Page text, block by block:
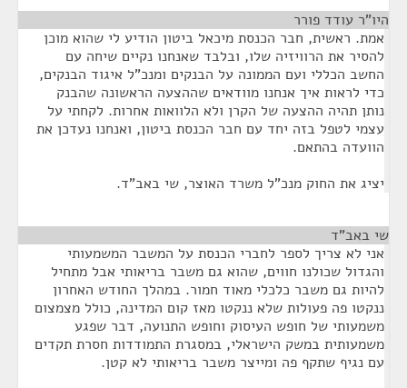
היו"ר עודד פורר
אמת. ראשית, חבר הכנסת מיכאל ביטון הודיע לי שהוא מוכן
להסיר את הרוויזיה שלו, ובלבד שאנחנו נקיים שיחה עם
החשב הכללי ועם הממונה על הבנקים ומנכ"ל איגוד הבנקים,
כדי לראות איך אנחנו מוודאים שההצעה הראשונה שהבנק
נותן תהיה ההצעה של הקרן ולא הלוואות אחרות. לקחתי על
עצמי לטפל בזה יחד עם חבר הכנסת ביטון, ואנחנו נעדכן את
הוועדה בהתאם.
יציג את החוק מנכ"ל משרד האוצר, שי באב"ד.
שי באב"ד
אני לא צריך לספר לחברי הכנסת על המשבר המשמעותי
והגדול שכולנו חווים, שהוא גם משבר בריאותי אבל מתחיל
להיות גם משבר כלכלי מאוד חמור. במהלך החודש האחרון
ננקטו פה פעולות שלא ננקטו מאז קום המדינה, כולל מצמצום
משמעותי של חופש העיסוק וחופש התנועה, דבר שפגע
משמעותית במשק הישראלי, במסגרת התמודדות חסרת תקדים
עם נגיף שתקף פה ומייצר משבר בריאותי לא קטן.